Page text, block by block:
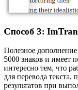
Способ 3:
Полезное
5000 знаков и имеет
интересно тем, что
для перевода текста,
результатов при